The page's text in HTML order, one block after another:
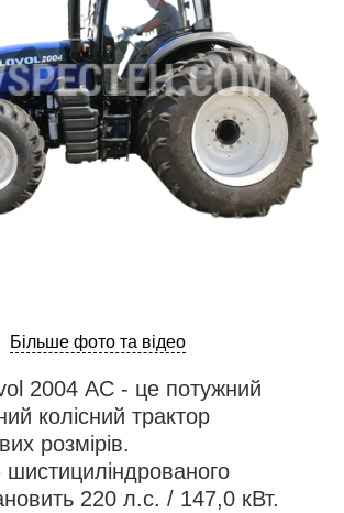
Більше фото та відео
2004 АС - це потужний
колісний трактор
розмірів.
шистициліндрованого
220 л.с. / 147,0 кВт.